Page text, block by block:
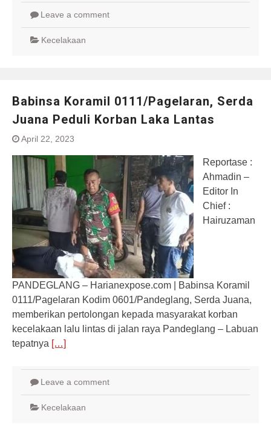
Leave a comment
Kecelakaan
Babinsa Koramil 0111/Pagelaran, Serda
Juana Peduli Korban Laka Lantas
April 22, 2023
Reportase :
Ahmadin –
Editor In
Chief :
Hairuzaman
PANDEGLANG – Harianexpose.com | Babinsa Koramil
0111/Pagelaran Kodim 0601/Pandeglang, Serda Juana,
memberikan pertolongan kepada masyarakat korban
kecelakaan lalu lintas di jalan raya Pandeglang – Labuan
tepatnya […]
Leave a comment
Kecelakaan